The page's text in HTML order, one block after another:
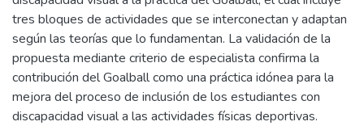
tres bloques de actividades que se interconectan y adaptan
según las teorías que lo fundamentan. La validación de la
propuesta mediante criterio de especialista confirma la
contribución del Goalball como una práctica idónea para la
mejora del proceso de inclusión de los estudiantes con
discapacidad visual a las actividades físicas deportivas.